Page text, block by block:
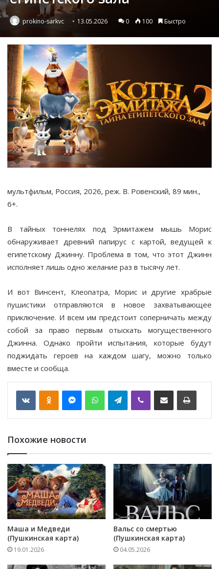
prokino-sarkvc 13.05.2026 0 100 Быстро
мультфильм, Россия, 2026, реж. В. Ровенский, 89 мин.,
6+.
В тайных тоннелях под Эрмитажем мышь Морис
обнаруживает древний папирус с картой, ведущей к
египетскому Джинну. Проблема в том, что этот Джинн
исполняет лишь одно желание раз в тысячу лет.
И вот Винсент, Клеопатра, Морис и другие храбрые
пушистики отправляются в новое захватывающее
приключение. И всем им предстоит соперничать между
собой за право первым отыскать могущественного
Джинна. Однако пройти испытания, которые будут
поджидать героев на каждом шагу, можно только
вместе и сообща.
VKontakte WhatsApp Telegram
Похожие новости
Маша и Медведи
(Пушкинская карта)
19.01.2026
Вальс со смертью
(Пушкинская карта)
04.05.2026